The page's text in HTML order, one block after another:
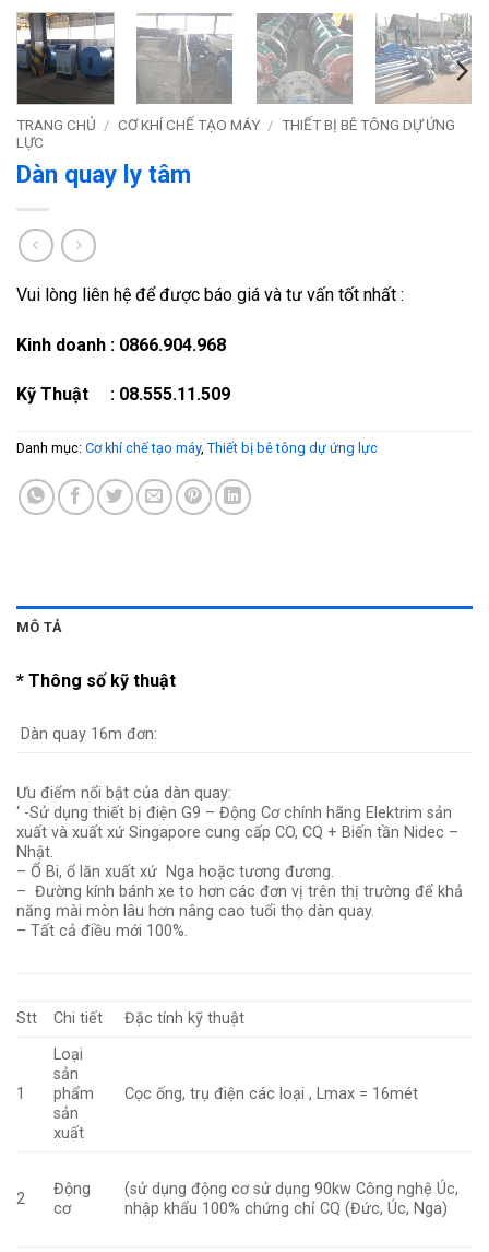
TRANG CHỦ / CƠ KHÍ CHẾ TẠO MÁY / THIẾT BỊ BÊ TÔNG DỰ ỨNG
LỰC
Dàn quay ly tâm
Vui lòng liên hệ để được báo giá và tư vấn tốt nhất :
Kinh doanh : 0866.904.968
Kỹ Thuật : 08.555.11.509
Danh mục: Cơ khí chế tạo máy, Thiết bị bê tông dự ứng lực
MÔ TẢ
* Thông số kỹ thuật
Dàn quay 16m đơn:
Ưu điểm nổi bật của dàn quay:
‘ -Sử dụng thiết bị điện G9 – Động Cơ chính hãng Elektrim sản
xuất và xuất xứ Singapore cung cấp CO, CQ + Biến tần Nidec –
Nhật.
– Ổ Bi, ổ lăn xuất xứ Nga hoặc tương đương.
– Đường kính bánh xe to hơn các đơn vị trên thị trường để khả
năng mài mòn lâu hơn nâng cao tuổi thọ dàn quay.
– Tất cả điều mới 100%.
Stt Chi tiết Đặc tính kỹ thuật
1
Loại
sản
phẩm
sản
xuất
Cọc ống, trụ điện các loại , Lmax = 16mét
2
Động
cơ
(sử dụng động cơ sử dụng 90kw Công nghệ Úc,
nhập khẩu 100% chứng chỉ CQ (Đức, Úc, Nga)